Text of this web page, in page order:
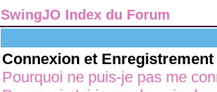
SwingJO Index du Forum
Connexion et Enregistrement
Pourquoi ne puis-je pas me